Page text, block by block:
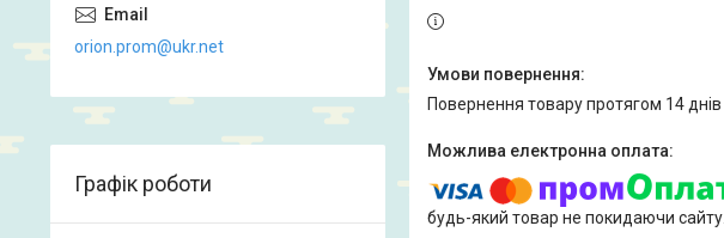
повернення товару протягом 14 днів
будь-який товар не покидаючи сайту.
orion.prom@ukr.net
Графік роботи